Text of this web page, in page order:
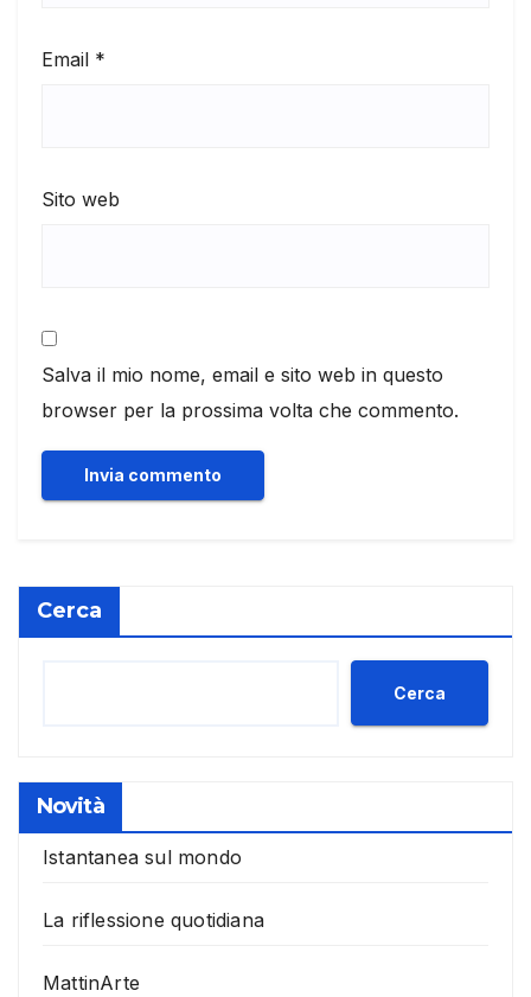
Email *
Sito web
Salva il mio nome, email e sito web in questo
browser per la prossima volta che commento.
Cerca
Cerca
Novità
Istantanea sul mondo
La riflessione quotidiana
MattinArte